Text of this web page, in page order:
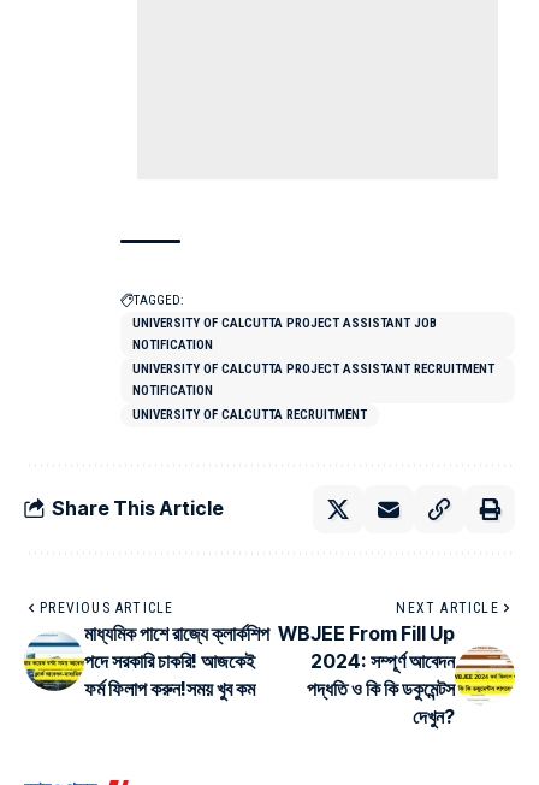
TAGGED:
UNIVERSITY OF CALCUTTA PROJECT ASSISTANT JOB
NOTIFICATION
UNIVERSITY OF CALCUTTA PROJECT ASSISTANT RECRUITMENT
NOTIFICATION
UNIVERSITY OF CALCUTTA RECRUITMENT
Share This Article
PREVIOUS ARTICLE
মাধ্যমিক পাশে রাজ্যে ক্লার্কশিপ
পদে সরকারি চাকরি! আজকেই
ফর্ম ফিলাপ করুন!সময় খুব কম
NEXT ARTICLE
WBJEE From Fill Up
2024: সম্পূর্ণ আবেদন
পদ্ধতি ও কি কি ডকুমেন্টস
দেখুন?